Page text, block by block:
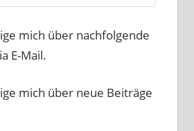
mich über nachfolgende
E-Mail.
mich über neue Beiträge